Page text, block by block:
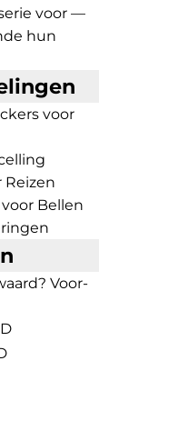
voor —
hun
voor
Reizen
Bellen
Voor-